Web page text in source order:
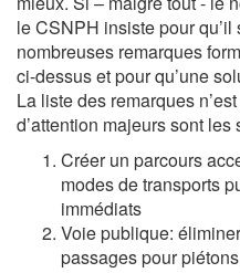
le CSNPH insiste pour
nombreuses remarques
ci-dessus et pour qu’une
La liste des remarques
d’attention majeurs sont les
Créer un parcours
modes de transports
immédiats
Voie publique:
passages pour